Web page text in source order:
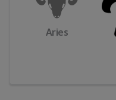
Aries